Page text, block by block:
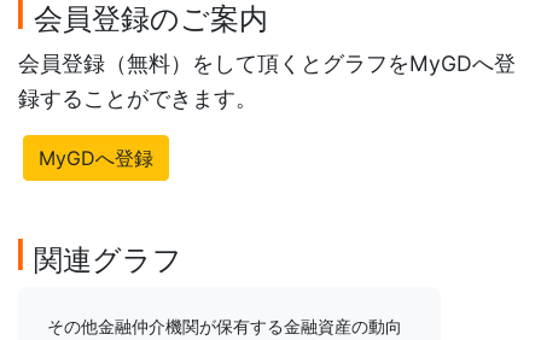
会員登録のご案内
会員登録（無料）をして頂くとグラフをMyGDへ登
録することができます。
MyGDへ登録
関連グラフ
その他金融仲介機関が保有する金融資産の動向